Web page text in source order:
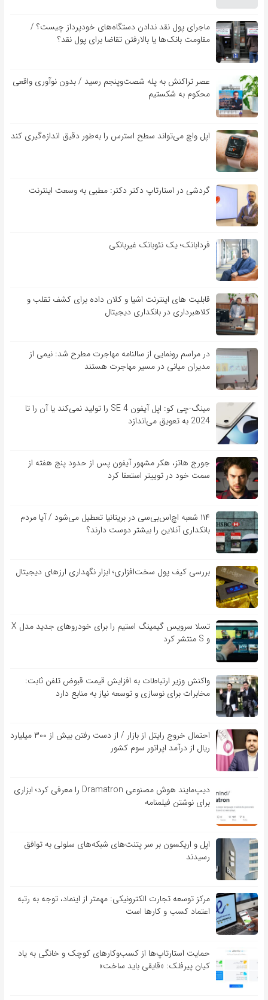
ماجرای پول نقد ندادن دستگاه‌های خودپرداز چیست؟ /
مقاومت بانک‌ها یا بالارفتن تقاضا برای پول نقد؟
عصر تراکنش به پله شصت‌وپنجم رسید / بدون نوآوری واقعی
محکوم به شکستیم
اپل واچ می‌تواند سطح استرس را به‌طور دقیق اندازه‌گیری کند
گردشی در استارتاپ دکتر دکتر: مطبی به وسعت اینترنت
فردابانک؛ یک نئوبانک غیربانکی
قابلیت ‏های اینترنت اشیا و کلان‏ داده برای کشف تقلب و
کلاهبرداری در بانکداری دیجیتال
در مراسم رونمایی از سالنامه مهاجرت مطرح شد: نیمی از
مدیران میانی در مسیر مهاجرت هستند
مینگ-چی کو: اپل آیفون SE 4 را تولید نمی‌کند یا آن را تا
2024 به تعویق می‌اندازد
جورج هاتز، هکر مشهور آیفون پس از حدود پنج هفته از
سمت خود در توییتر استعفا کرد
۱۱۴ شعبه اچ‌اس‌بی‌سی در بریتانیا تعطیل می‌شود / آیا مردم
بانکداری آنلاین را بیشتر دوست دارند؟
بررسی کیف‌ پول سخت‌افزاری؛ ابزار نگهداری ارزهای دیجیتال
تسلا سرویس گیمینگ استیم را برای خودروهای جدید مدل X
و S منتشر کرد
واکنش وزیر ارتباطات به افزایش قیمت قبوض تلفن ثابت:
مخابرات برای نوسازی و توسعه نیاز به منابع دارد
احتمال خروج رایتل از بازار / از دست رفتن بیش از ۳۰۰ میلیارد
ریال از درآمد اپراتور سوم کشور
دیپ‌مایند هوش مصنوعی Dramatron را معرفی کرد؛ ابزاری
برای نوشتن فیلمنامه
اپل و اریکسون بر سر پتنت‌های شبکه‌های سلولی به توافق
رسیدند
مرکز توسعه تجارت الکترونیکی: مهمتر از اینماد، توجه به رتبه
اعتماد کسب و کارها است
حمایت استارتاپ‌ها از کسب‌وکارهای کوچک و خانگی به یاد
کیان پیرفلک: «قایقی باید ساخت»